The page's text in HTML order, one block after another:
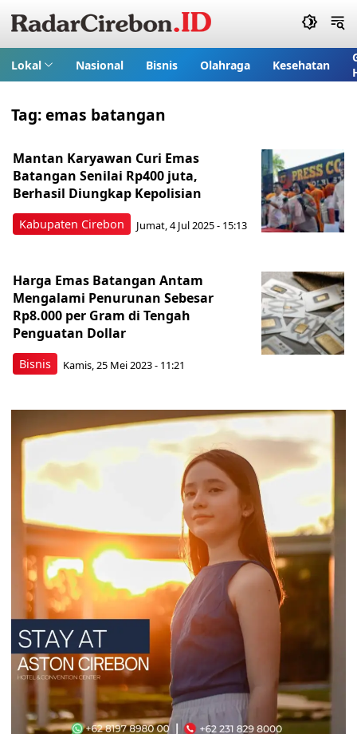
Lokal Nasional Bisnis Olahraga Kesehatan
Tag:emas batangan
Kabupaten Cirebon
Mantan Karyawan Curi Emas
Batangan Senilai Rp400 juta,
Berhasil Diungkap Kepolisian
Jumat, 4 Jul 2025 - 15:13
Bisnis
Harga Emas Batangan Antam
Mengalami Penurunan Sebesar
Rp8.000 per Gram di Tengah
Penguatan Dollar
Kamis, 25 Mei 2023 - 11:21